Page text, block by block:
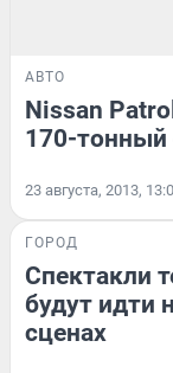
АВТО
Nissan
170-тонный
23 августа, 2013,
ГОРОД
Спектакли
будут идти
сценах